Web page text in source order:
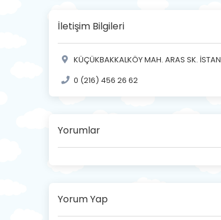
İletişim Bilgileri
KÜÇÜKBAKKALKÖY MAH. ARAS SK.
0 (216) 456 26 62
Yorumlar
Yorum Yap